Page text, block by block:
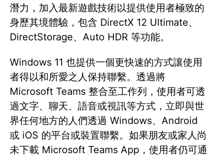
潛力，加入最新遊戲技術以提供使用者極致的
身歷其境體驗，包含 DirectX 12 Ultimate、
DirectStorage、Auto HDR 等功能。
Windows 11 也提供一個更快速的方式讓使用
者得以和所愛之人保持聯繫。透過將
Microsoft Teams 整合至工作列，使用者可透
過文字、聊天、語音或視訊等方式，立即與世
界任何地方的人們透過 Windows、Android
或 iOS 的平台或裝置聯繫。如果朋友或家人尚
未下載 Microsoft Teams App，使用者仍可通